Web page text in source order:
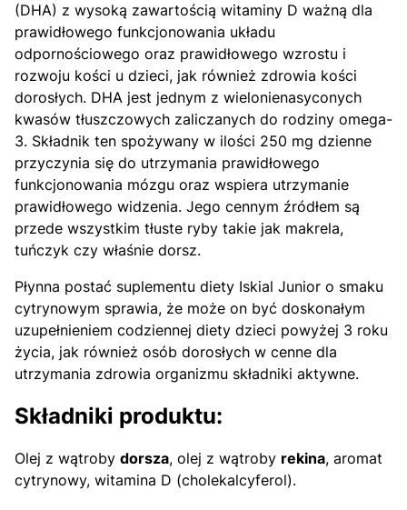
(DHA) z wysoką zawartością witaminy D ważną dla
prawidłowego funkcjonowania układu
odpornościowego oraz prawidłowego wzrostu i
rozwoju kości u dzieci, jak również zdrowia kości
dorosłych. DHA jest jednym z wielonienasyconych
kwasów tłuszczowych zaliczanych do rodziny omega-
3. Składnik ten spożywany w ilości 250 mg dzienne
przyczynia się do utrzymania prawidłowego
funkcjonowania mózgu oraz wspiera utrzymanie
prawidłowego widzenia. Jego cennym źródłem są
przede wszystkim tłuste ryby takie jak makrela,
tuńczyk czy właśnie dorsz.
Płynna postać suplementu diety Iskial Junior o smaku
cytrynowym sprawia, że może on być doskonałym
uzupełnieniem codziennej diety dzieci powyżej 3 roku
życia, jak również osób dorosłych w cenne dla
utrzymania zdrowia organizmu składniki aktywne.
Składniki produktu:
Olej z wątroby dorsza, olej z wątroby rekina, aromat
cytrynowy, witamina D (cholekalcyferol).